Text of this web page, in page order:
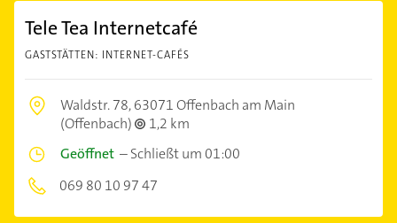
Tele Tea Internetcafé
GASTSTÄTTEN: INTERNET-CAFÉS
Waldstr. 78,63071 Offenbach am Main
(Offenbach)
1,2 km
Geöffnet –Schließt um 01:00
069 80 10 97 47